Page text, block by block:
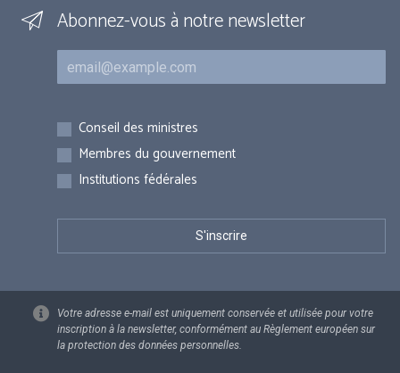
Abonnez-vous à notre newsletter
Courriel
Inscriptions
Conseil des ministres
Membres du gouvernement
Institutions fédérales
Votre adresse e-mail est uniquement conservée et utilisée pour votre
inscription à la newsletter, conformément au Règlement européen sur
la protection des données personnelles.